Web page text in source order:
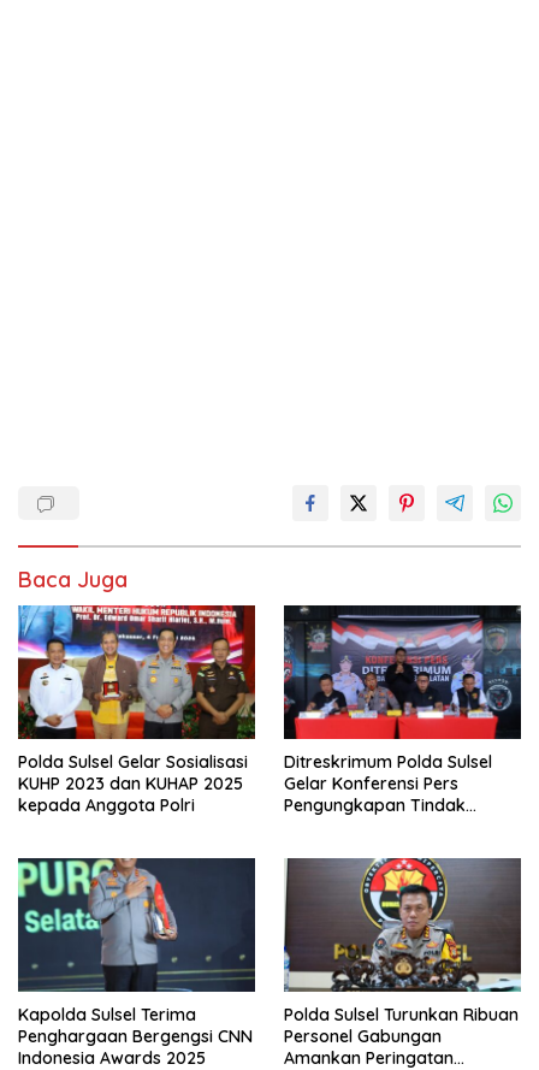
Baca Juga
Polda Sulsel Gelar Sosialisasi
KUHP 2023 dan KUHAP 2025
kepada Anggota Polri
Ditreskrimum Polda Sulsel
Gelar Konferensi Pers
Pengungkapan Tindak
Kapolda Sulsel Terima
Penghargaan Bergengsi CNN
Indonesia Awards 2025
Polda Sulsel Turunkan Ribuan
Personel Gabungan
Amankan Peringatan